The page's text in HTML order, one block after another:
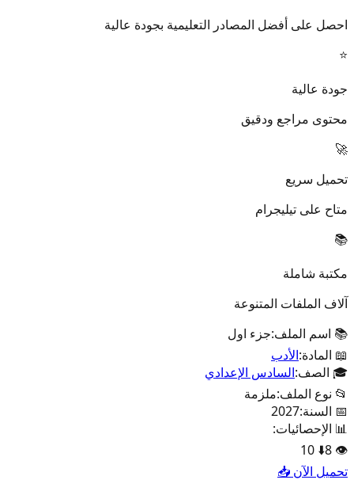
احصل على أفضل المصادر التعليمية بجودة عالية
⭐
جودة عالية
محتوى مراجع ودقيق
🚀
تحميل سريع
متاح على تيليجرام
📚
مكتبة شاملة
آلاف الملفات المتنوعة
📚 اسم الملف:جزء اول
📖 المادة:الأدب
🎓 الصف:السادس الإعدادي
📂 نوع الملف:ملزمة
📅 السنة:2027
📊 الإحصائيات:
👁️
8
⬇️
10
تحميل الآن 📥